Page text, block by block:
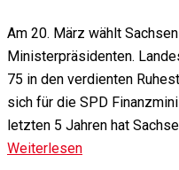
Am 20. März wählt
Ministerpräsidenten.
75 in den verdienten
sich für die SPD
letzten 5 Jahren hat
Weiterlesen